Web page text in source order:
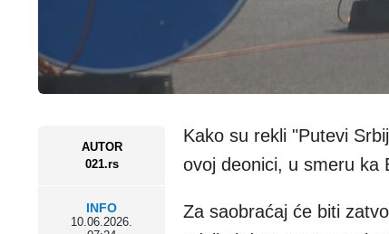
AUTOR
021.rs
INFO
10.06.2026.
Kako su rekli "Putevi
ovoj deonici, u smeru ka
Za saobraćaj će biti